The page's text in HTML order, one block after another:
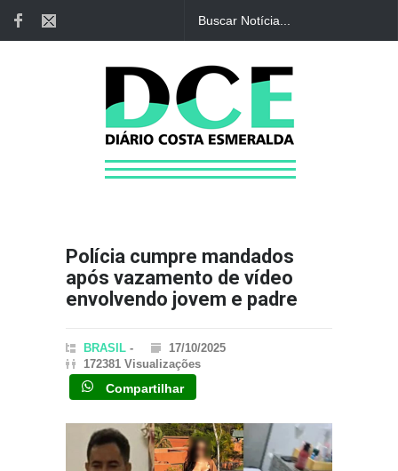
Polícia cumpre mandados
após vazamento de vídeo
envolvendo jovem e padre
BRASIL -
17/10/2025
172381 Visualizações
Compartilhar